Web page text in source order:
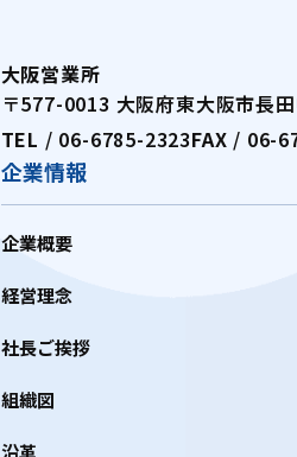
大阪営業所
〒577-0013 大阪府東大阪市長
TEL / 06-6785-2323FAX / 06-
企業情報
企業概要
経営理念
社長ご挨拶
組織図
沿革